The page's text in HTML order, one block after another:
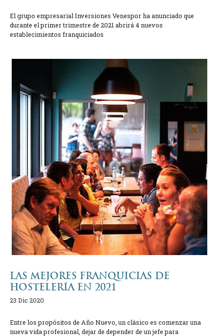
El grupo empresarial Inversiones Venespor ha anunciado que
durante el primer trimestre de 2021 abrirá 4 nuevos
establecimientos franquiciados
LAS MEJORES FRANQUICIAS DE
HOSTELERÍA EN 2021
23 Dic 2020
Entre los propósitos de Año Nuevo, un clásico es comenzar una
nueva vida profesional, dejar de depender de un jefe para